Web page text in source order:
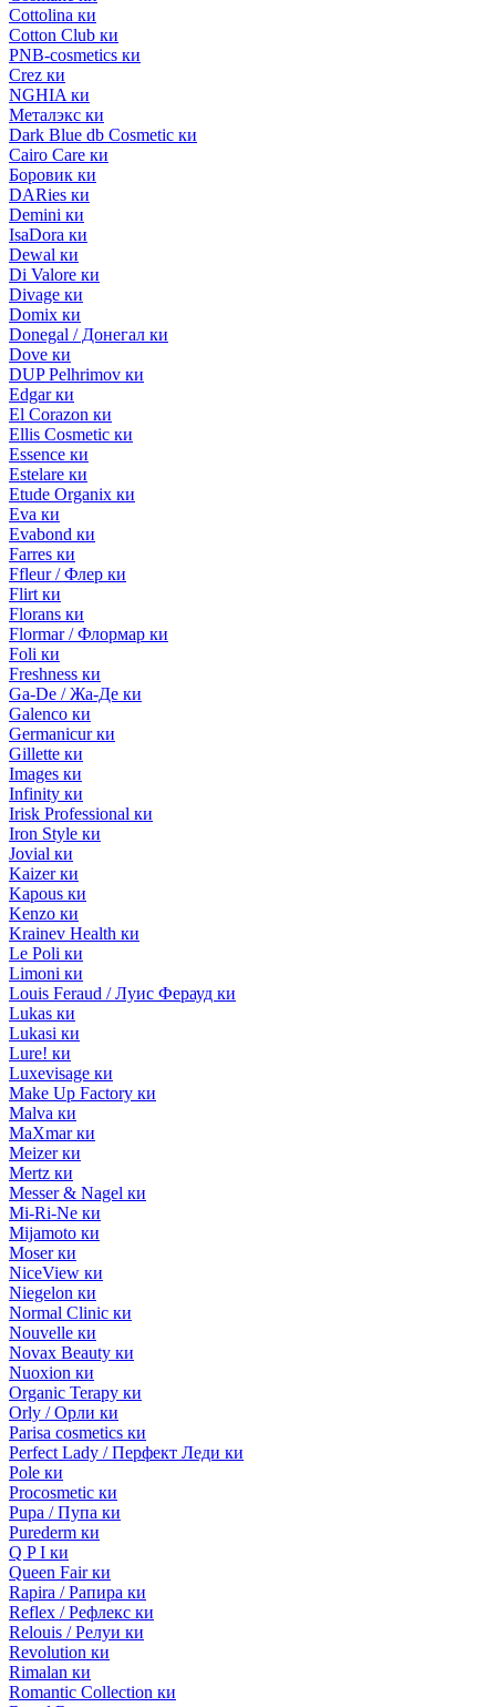
Cottolina ки
Cotton Club ки
PNB-cosmetics ки
Crez ки
NGHIA ки
Металэкс ки
Dark Blue db Cosmetic ки
Cairo Care ки
Боровик ки
DARies ки
Demini ки
IsaDora ки
Dewal ки
Di Valore ки
Divage ки
Domix ки
Donegal / Донегал ки
Dove ки
DUP Pelhrimov ки
Edgar ки
El Corazon ки
Ellis Cosmetic ки
Essence ки
Estelare ки
Etude Organix ки
Eva ки
Evabond ки
Farres ки
Ffleur / Флер ки
Flirt ки
Florans ки
Flormar / Флормар ки
Foli ки
Freshness ки
Ga-De / Жа-Де ки
Galenco ки
Germanicur ки
Gillette ки
Images ки
Infinity ки
Irisk Professional ки
Iron Style ки
Jovial ки
Kaizer ки
Kapous ки
Kenzo ки
Krainev Health ки
Le Poli ки
Limoni ки
Louis Feraud / Луис Ферауд ки
Lukas ки
Lukasi ки
Lure! ки
Luxevisage ки
Make Up Factory ки
Malva ки
MaXmar ки
Meizer ки
Mertz ки
Messer & Nagel ки
Mi-Ri-Ne ки
Mijamoto ки
Moser ки
NiceView ки
Niegelon ки
Normal Clinic ки
Nouvelle ки
Novax Beauty ки
Nuoxion ки
Organic Terapy ки
Orly / Орли ки
Parisa cosmetics ки
Perfect Lady / Перфект Леди ки
Pole ки
Procosmetic ки
Pupa / Пупа ки
Purederm ки
Q P I ки
Queen Fair ки
Rapira / Рапира ки
Reflex / Рефлекс ки
Relouis / Релуи ки
Revolution ки
Rimalan ки
Romantic Collection ки